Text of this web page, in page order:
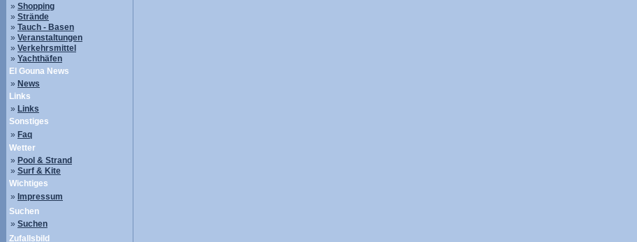
» Shopping
» Strände
» Tauch - Basen
» Veranstaltungen
» Verkehrsmittel
» Yachthäfen
El Gouna News
» News
Links
» Links
Sonstiges
» Faq
Wetter
» Pool & Strand
» Surf & Kite
Wichtiges
» Impressum
Suchen
» Suchen
Zufallsbild